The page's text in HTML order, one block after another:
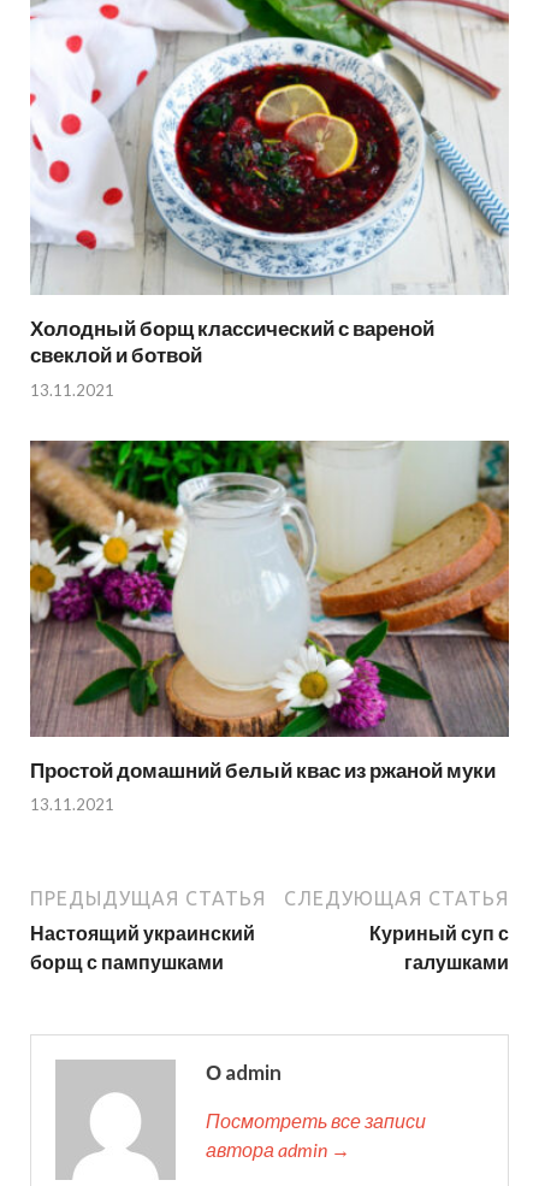
Холодный борщ классический с вареной
свеклой и ботвой
13.11.2021
Простой домашний белый квас из ржаной муки
13.11.2021
ПРЕДЫДУЩАЯ СТАТЬЯ
Настоящий украинский
борщ с пампушками
СЛЕДУЮЩАЯ СТАТЬЯ
Куриный суп с
галушками
О admin
Посмотреть все записи
автора admin →